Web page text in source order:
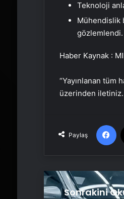
Teknoloji
Mühendislik
gözlemlendi.
Haber Kaynak :
“Yayınlanan
üzerinden iletiniz.
Paylaş
Sonrakini